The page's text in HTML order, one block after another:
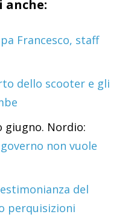
Francesco, staff
dello scooter e gli
Nordio:
non vuole
del
perquisizioni